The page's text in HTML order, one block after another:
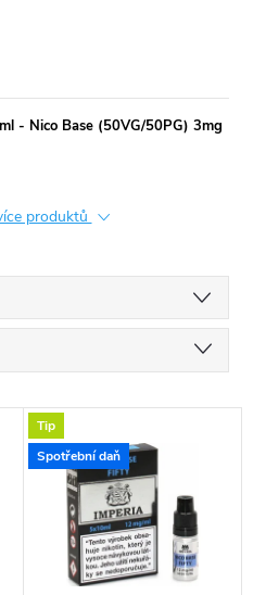
- Nico Base (50VG/50PG) 3mg
produktů
Tip
Spotřební daň